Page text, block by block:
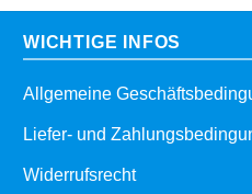
WICHTIGE INFOS
Allgemeine
Liefer- und
Widerrufsrecht